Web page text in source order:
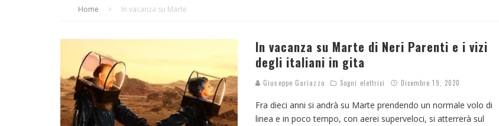
CONTRIBUTORS
Home In vacanza su Marte
In vacanza su Marte di Neri Parenti e i vizi
degli italiani in gita
Giuseppe Gariazzo Sogni elettrici Dicembre 19, 2020
Fra dieci anni si andrà su Marte prendendo un normale volo di
linea e in poco tempo, con aerei superveloci, si atterrerà sul